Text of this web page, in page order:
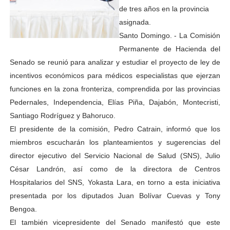
de tres años en la provincia
asignada.
Santo Domingo. - La Comisión
Permanente de Hacienda del
Senado se reunió para analizar y estudiar el proyecto de ley de
incentivos económicos para médicos especialistas que ejerzan
funciones en la zona fronteriza, comprendida por las provincias
Pedernales, Independencia, Elías Piña, Dajabón, Montecristi,
Santiago Rodríguez y Bahoruco.
El presidente de la comisión, Pedro Catrain, informó que los
miembros escucharán los planteamientos y sugerencias del
director ejecutivo del Servicio Nacional de Salud (SNS), Julio
César Landrón, así como de la directora de Centros
Hospitalarios del SNS, Yokasta Lara, en torno a esta iniciativa
presentada por los diputados Juan Bolívar Cuevas y Tony
Bengoa.
El también vicepresidente del Senado manifestó que este